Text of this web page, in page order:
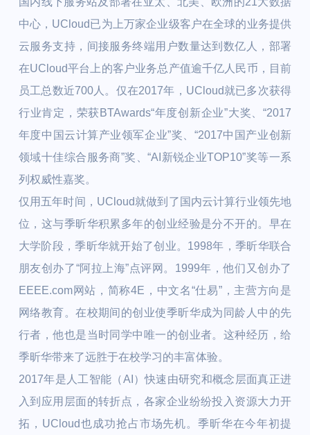
中心，UCloud已为上万家企业级客户在全球的业务提供
云服务支持，间接服务终端用户数量达到数亿人，部署
在UCloud平台上的客户业务总产值逾千亿人民币，目前
员工总数近700人。仅在2017年，UCloud就已多次获得
行业肯定，荣获BTAwards“年度创新企业”大奖、“2017
年度中国云计算产业领军企业”奖、“2017中国产业创新
领域十佳综合服务商”奖、“AI新锐企业TOP10”奖等一系
列权威性嘉奖。
仅用五年时间，UCloud就做到了国内云计算行业领先地
位，这与季昕华积累多年的创业经验是分不开的。早在
大学阶段，季昕华就开始了创业。1998年，季昕华联合
朋友创办了“阿拉上海”点评网。1999年，他们又创办了
EEEE.com网站，简称4E，中文名“仕易”，主营方向是
网络教育。在校期间的创业使季昕华成为同龄人中的先
行者，他也是当时同学中唯一的创业者。这种经历，给
季昕华带来了远胜于在校学习的丰富体验。
2017年是人工智能（AI）快速由研究和概念层面真正进
入到应用层面的转折点，各家企业纷纷投入资源大力开
拓，UCloud也成功抢占市场先机。季昕华在今年初提